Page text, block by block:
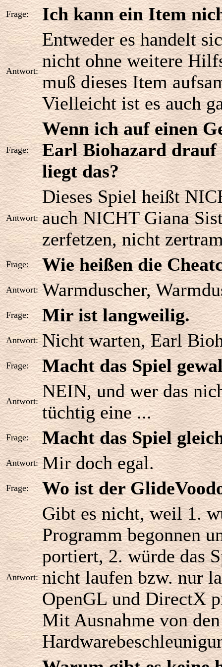
Frage: Ich kann ein Item
Antwort:
Entweder es handelt
nicht ohne weitere
muß dieses Item
Vielleicht ist es auch
Frage:
Wenn ich auf einen
Earl Biohazard drauf
liegt das?
Antwort:
Dieses Spiel heißt
auch NICHT Giana
zerfetzen, nicht
Frage: Wie heißen die
Antwort: Warmduscher,
Frage: Mir ist langweilig.
Antwort: Nicht warten, Earl
Frage: Macht das Spiel
Antwort: NEIN, und wer das
tüchtig eine ...
Frage: Macht das Spiel
Antwort: Mir doch egal.
Frage: Wo ist der
Antwort:
Gibt es nicht, weil 1.
Programm begonnen
portiert, 2. würde das
nicht laufen bzw. nur
OpenGL und DirectX
Mit Ausnahme von